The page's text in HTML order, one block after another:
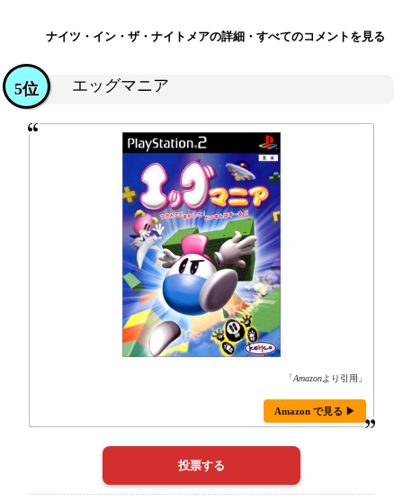
ナイツ・イン・ザ・ナイトメアの詳細・すべてのコメントを見る
エッグマニア
5位
「Amazonより引用」
Amazon で見る ▶